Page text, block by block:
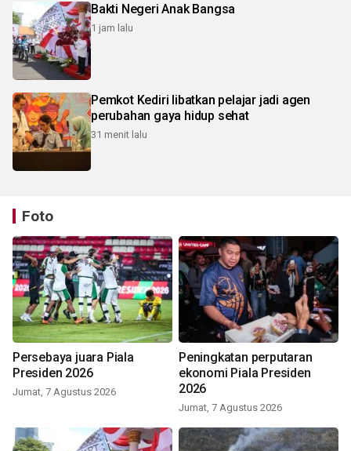
Bakti Negeri Anak Bangsa
1 jam lalu
Pemkot Kediri libatkan pelajar jadi agen
perubahan gaya hidup sehat
31 menit lalu
Foto
Persebaya juara Piala
Presiden 2026
Jumat, 7 Agustus 2026
Peningkatan perputaran
ekonomi Piala Presiden
2026
Jumat, 7 Agustus 2026